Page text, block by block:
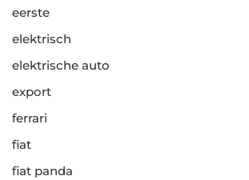
eerste
elektrisch
elektrische auto
export
ferrari
fiat
fiat panda